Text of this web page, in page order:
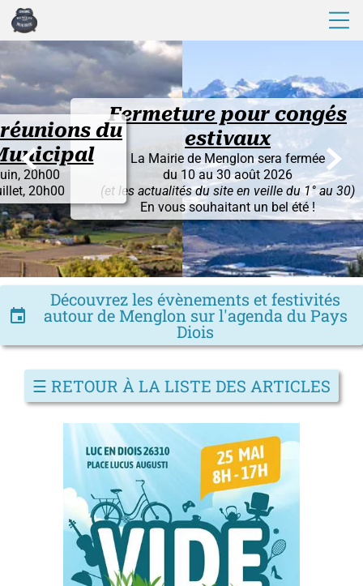
du
Fermeture pour congés
estivaux
La Mairie de Menglon sera fermée
du 10 au 30 août 2026
(et les actualités du site en veille du 1° au 30)
En vous souhaitant un bel été !
 
insert_invitation
Découvrez les évènements et festivités
autour de Menglon sur l'agenda du Pays
Diois
☰ RETOUR À LA LISTE DES ARTICLES